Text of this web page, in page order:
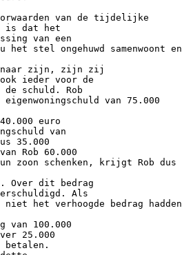
van de tijdelijke
is dat het
van een
het stel ongehuwd samenwoont en
zijn, zijn zij
ieder voor de
schuld. Rob
van 75.000
euro
van
35.000
Rob 60.000
zoon schenken, krijgt Rob dus
Over dit bedrag
Als
niet het verhoogde bedrag hadden
van 100.000
25.000
betalen.